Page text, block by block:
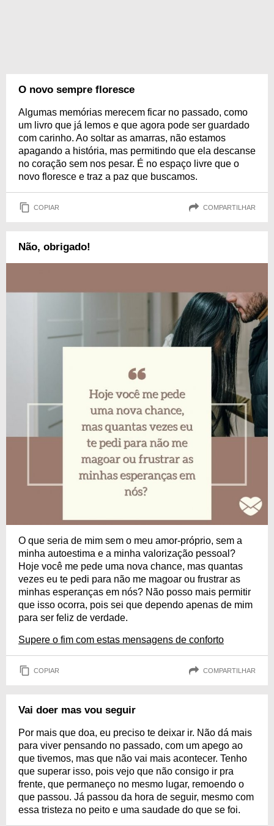
O novo sempre floresce
Algumas memórias merecem ficar no passado, como
um livro que já lemos e que agora pode ser guardado
com carinho. Ao soltar as amarras, não estamos
apagando a história, mas permitindo que ela descanse
no coração sem nos pesar. É no espaço livre que o
novo floresce e traz a paz que buscamos.
COPIAR COMPARTILHAR
Não, obrigado!
O que seria de mim sem o meu amor-próprio, sem a
minha autoestima e a minha valorização pessoal?
Hoje você me pede uma nova chance, mas quantas
vezes eu te pedi para não me magoar ou frustrar as
minhas esperanças em nós? Não posso mais permitir
que isso ocorra, pois sei que dependo apenas de mim
para ser feliz de verdade.
Supere o fim com estas mensagens de conforto
COPIAR COMPARTILHAR
Vai doer mas vou seguir
Por mais que doa, eu preciso te deixar ir. Não dá mais
para viver pensando no passado, com um apego ao
que tivemos, mas que não vai mais acontecer. Tenho
que superar isso, pois vejo que não consigo ir pra
frente, que permaneço no mesmo lugar, remoendo o
que passou. Já passou da hora de seguir, mesmo com
essa tristeza no peito e uma saudade do que se foi.